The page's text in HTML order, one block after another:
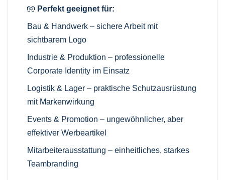
🧤 Perfekt geeignet für:
Bau & Handwerk – sichere Arbeit mit
sichtbarem Logo
Industrie & Produktion – professionelle
Corporate Identity im Einsatz
Logistik & Lager – praktische Schutzausrüstung
mit Markenwirkung
Events & Promotion – ungewöhnlicher, aber
effektiver Werbeartikel
Mitarbeiterausstattung – einheitliches, starkes
Teambranding